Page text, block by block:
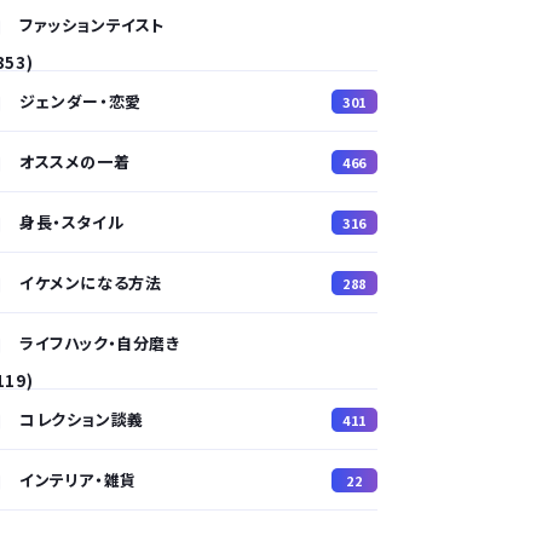
ファッションテイスト
ジェンダー・恋愛
301
オススメの一着 466
身長・スタイル 316
イケメンになる方法 288
ライフハック・自分磨き
コレクション談義
411
インテリア・雑貨 22